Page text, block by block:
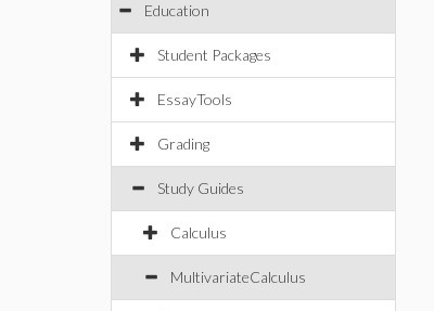
Education
Student Packages
EssayTools
Grading
Study Guides
Calculus
MultivariateCalculus